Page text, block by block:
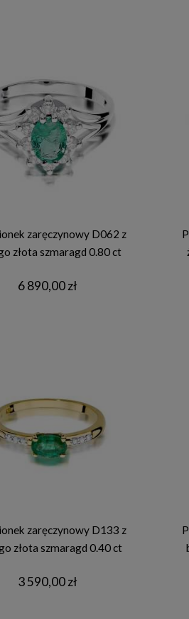
zaręczynowy D062 z
złota szmaragd 0.80 ct
6 890,00 zł
zaręczynowy D133 z
złota szmaragd 0.40 ct
3 590,00 zł